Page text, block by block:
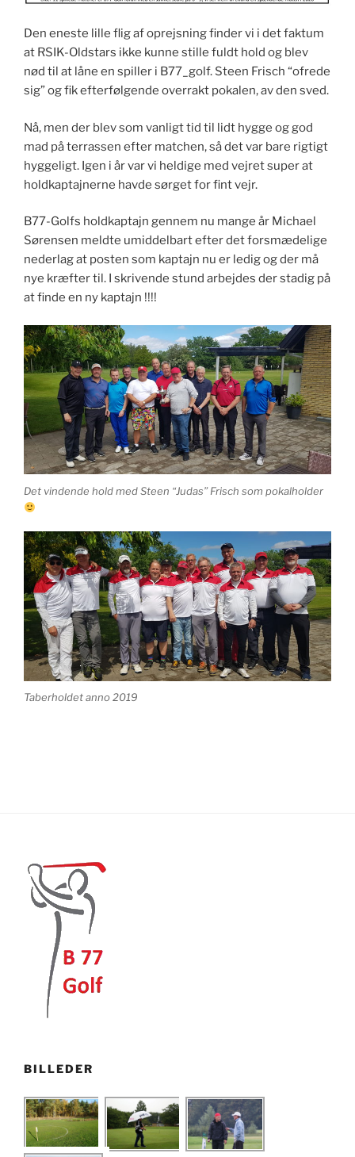
Den eneste lille flig af oprejsning finder vi i det faktum
at RSIK-Oldstars ikke kunne stille fuldt hold og blev
nød til at låne en spiller i B77_golf. Steen Frisch “ofrede
sig” og fik efterfølgende overrakt pokalen, av den sved.
Nå, men der blev som vanligt tid til lidt hygge og god
mad på terrassen efter matchen, så det var bare rigtigt
hyggeligt. Igen i år var vi heldige med vejret super at
holdkaptajnerne havde sørget for fint vejr.
B77-Golfs holdkaptajn gennem nu mange år Michael
Sørensen meldte umiddelbart efter det forsmædelige
nederlag at posten som kaptajn nu er ledig og der må
nye kræfter til. I skrivende stund arbejdes der stadig på
at finde en ny kaptajn !!!!
Det vindende hold med Steen “Judas” Frisch som pokalholder
Taberholdet anno 2019
BILLEDER